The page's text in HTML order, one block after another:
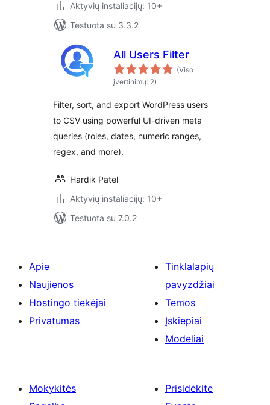
Aktyvių instaliacijų: 10+
Testuota su 3.3.2
All Users Filter
(Viso
įvertinimų: 2)
Filter, sort, and export WordPress users
to CSV using powerful UI-driven meta
queries (roles, dates, numeric ranges,
regex, and more).
Hardik Patel
Aktyvių instaliacijų: 10+
Testuota su 7.0.2
Apie
Naujienos
Hostingo tiekėjai
Privatumas
Tinklalapių
pavyzdžiai
Temos
Įskiepiai
Modeliai
Mokykitės
Prisidėkite